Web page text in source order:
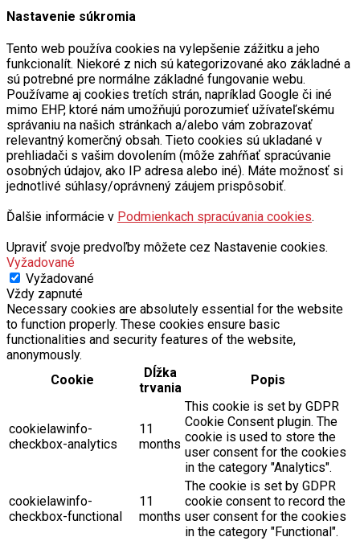
Nastavenie súkromia
Tento web používa cookies na vylepšenie zážitku a jeho
funkcionalít. Niekoré z nich sú kategorizované ako základné a
sú potrebné pre normálne základné fungovanie webu.
Používame aj cookies tretích strán, napríklad Google či iné
mimo EHP, ktoré nám umožňujú porozumieť užívateľskému
správaniu na našich stránkach a/alebo vám zobrazovať
relevantný komerčný obsah. Tieto cookies sú ukladané v
prehliadači s vašim dovolením (môže zahŕňať spracúvanie
osobných údajov, ako IP adresa alebo iné). Máte možnosť si
jednotlivé súhlasy/oprávnený záujem prispôsobiť.
Ďalšie informácie v Podmienkach spracúvania cookies.
Upraviť svoje predvoľby môžete cez Nastavenie cookies.
Vyžadované
Vyžadované
Vždy zapnuté
Necessary cookies are absolutely essential for the website
to function properly. These cookies ensure basic
functionalities and security features of the website,
anonymously.
Cookie
Dĺžka
trvania
Popis
cookielawinfo-
checkbox-analytics
11
months
This cookie is set by GDPR
Cookie Consent plugin. The
cookie is used to store the
user consent for the cookies
in the category "Analytics".
cookielawinfo-
checkbox-functional
11
months
The cookie is set by GDPR
cookie consent to record the
user consent for the cookies
in the category "Functional".